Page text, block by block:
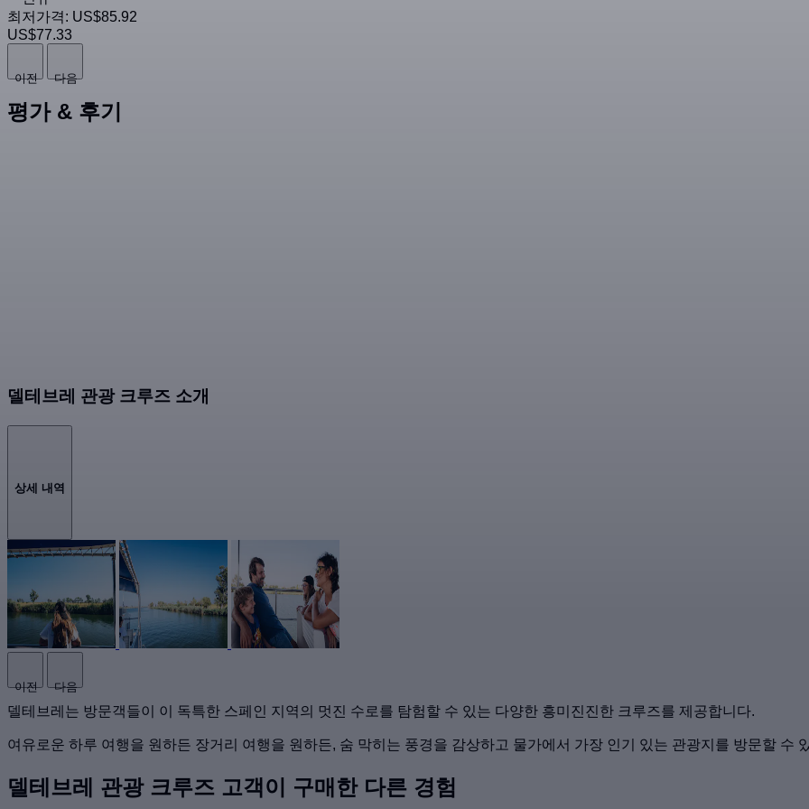
최저가격: US$85.92
US$77.33
이전 다음
평가 & 후기
델테브레 관광 크루즈 소개
상세 내역
이전 다음
델테브레는 방문객들이 이 독특한 스페인 지역의 멋진 수로를 탐험할 수 있는 다양한 흥미진진한 크루즈를 제공합니다.
여유로운 하루 여행을 원하든 장거리 여행을 원하든, 숨 막히는 풍경을 감상하고 물가에서 가장 인기 있는 관광지를 방문할 수
델테브레 관광 크루즈 고객이 구매한 다른 경험